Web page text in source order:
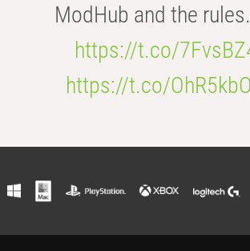
ModHub and the
https://t.co/
https://t.co/